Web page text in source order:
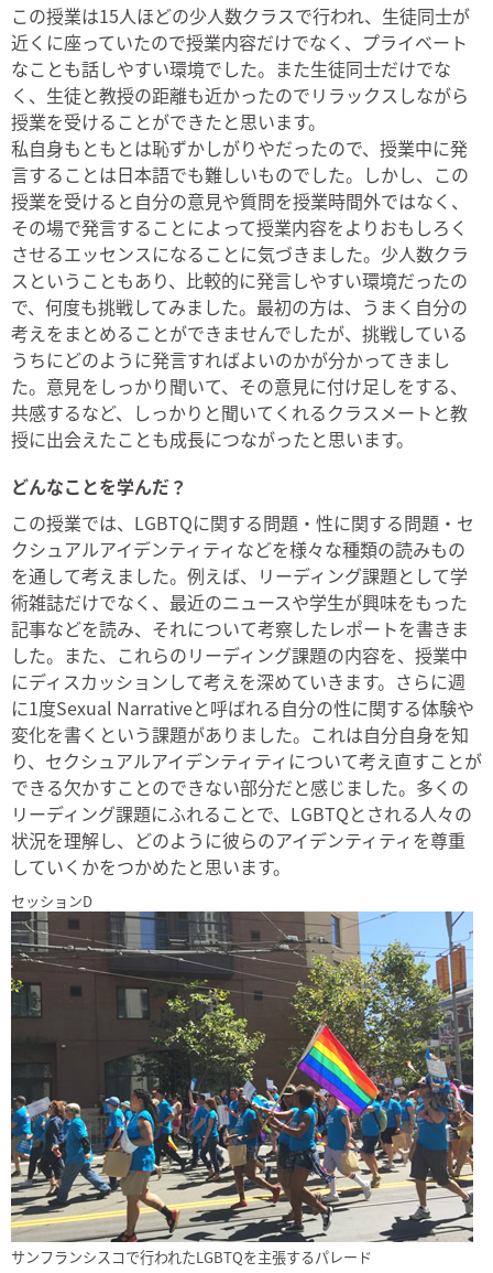
この授業は15人ほどの少人数クラスで行われ、生徒同士が
近くに座っていたので授業内容だけでなく、プライベート
なことも話しやすい環境でした。また生徒同士だけでな
く、生徒と教授の距離も近かったのでリラックスしながら
授業を受けることができたと思います。
私自身もともとは恥ずかしがりやだったので、授業中に発
言することは日本語でも難しいものでした。しかし、この
授業を受けると自分の意見や質問を授業時間外ではなく、
その場で発言することによって授業内容をよりおもしろく
させるエッセンスになることに気づきました。少人数クラ
スということもあり、比較的に発言しやすい環境だったの
で、何度も挑戦してみました。最初の方は、うまく自分の
考えをまとめることができませんでしたが、挑戦している
うちにどのように発言すればよいのかが分かってきまし
た。意見をしっかり聞いて、その意見に付け足しをする、
共感するなど、しっかりと聞いてくれるクラスメートと教
授に出会えたことも成長につながったと思います。
どんなことを学んだ？
この授業では、LGBTQに関する問題・性に関する問題・セ
クシュアルアイデンティティなどを様々な種類の読みもの
を通して考えました。例えば、リーディング課題として学
術雑誌だけでなく、最近のニュースや学生が興味をもった
記事などを読み、それについて考察したレポートを書きま
した。また、これらのリーディング課題の内容を、授業中
にディスカッションして考えを深めていきます。さらに週
に1度Sexual Narrativeと呼ばれる自分の性に関する体験や
変化を書くという課題がありました。これは自分自身を知
り、セクシュアルアイデンティティについて考え直すことが
できる欠かすことのできない部分だと感じました。多くの
リーディング課題にふれることで、LGBTQとされる人々の
状況を理解し、どのように彼らのアイデンティティを尊重
していくかをつかめたと思います。
セッションD
サンフランシスコで行われたLGBTQを主張するパレード